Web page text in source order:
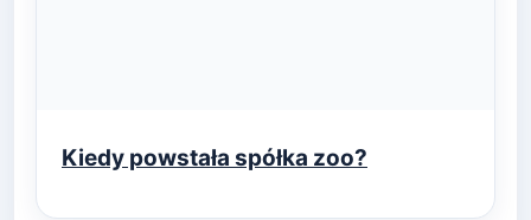
Kiedy powstała spółka zoo?